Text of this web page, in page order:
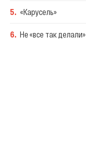
5. «Карусель»
6. Не «все так делали»